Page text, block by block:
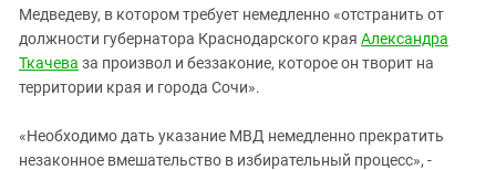
Медведеву, в котором требует немедленно «отстранить от
должности губернатора Краснодарского края Александра
Ткачева за произвол и беззаконие, которое он творит на
территории края и города Сочи».
«Необходимо дать указание МВД немедленно прекратить
незаконное вмешательство в избирательный процесс», -